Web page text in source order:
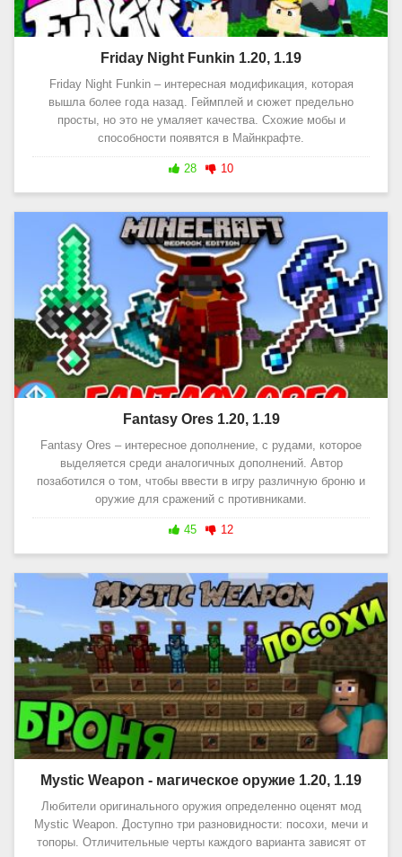
Friday Night Funkin 1.20, 1.19
Friday Night Funkin – интересная модификация, которая
вышла более года назад. Геймплей и сюжет предельно
просты, но это не умаляет качества. Схожие мобы и
способности появятся в Майнкрафте.
28 10
Fantasy Ores 1.20, 1.19
Fantasy Ores – интересное дополнение, с рудами, которое
выделяется среди аналогичных дополнений. Автор
позаботился о том, чтобы ввести в игру различную броню и
оружие для сражений с противниками.
45 12
Mystic Weapon - магическое оружие 1.20, 1.19
Любители оригинального оружия определенно оценят мод
Mystic Weapon. Доступно три разновидности: посохи, мечи и
топоры. Отличительные черты каждого варианта зависят от